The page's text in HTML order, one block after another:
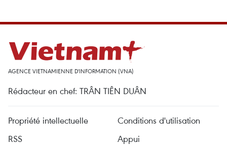
AGENCE VIETNAMIENNE D'INFORMATION (VNA)
Rédacteur en chef: TRÂN TIÊN DUÂN
Propriété intellectuelle
Conditions d'utilisation
RSS
Appui